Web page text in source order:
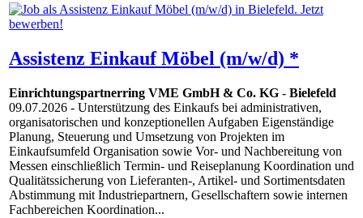
Assistenz Einkauf Möbel (m/w/d) *
Einrichtungspartnerring VME GmbH & Co. KG - Bielefeld
09.07.2026 - Unterstützung des Einkaufs bei administrativen,
organisatorischen und konzeptionellen Aufgaben Eigenständige
Planung, Steuerung und Umsetzung von Projekten im
Einkaufsumfeld Organisation sowie Vor- und Nachbereitung von
Messen einschließlich Termin- und Reiseplanung Koordination und
Qualitätssicherung von Lieferanten-, Artikel- und Sortimentsdaten
Abstimmung mit Industriepartnern, Gesellschaftern sowie internen
Fachbereichen Koordination...